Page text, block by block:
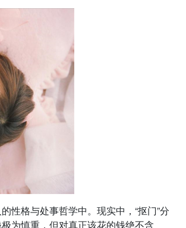
性格与处事哲学中。现实中，“抠门”分
为慎重，但对真正该花的钱绝不含